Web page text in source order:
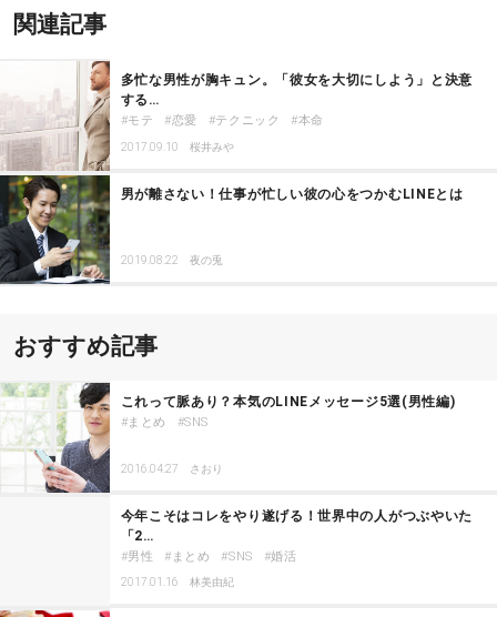
関連記事
多忙な男性が胸キュン。「彼女を大切にしよう」と決意
する…
モテ 恋愛 テクニック 本命
2017.09.10 桜井みや
男が離さない！仕事が忙しい彼の心をつかむLINEとは
2019.08.22 夜の兎
おすすめ記事
これって脈あり？本気のLINEメッセージ5選(男性編)
まとめ SNS
2016.04.27 さおり
今年こそはコレをやり遂げる！世界中の人がつぶやいた
「2…
男性 まとめ SNS 婚活
2017.01.16 林美由紀